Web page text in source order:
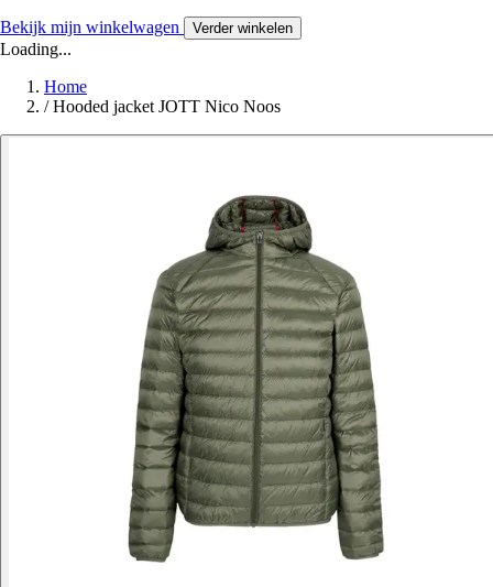
Bekijk mijn winkelwagen Verder winkelen
Loading...
Home
/ Hooded jacket JOTT Nico Noos